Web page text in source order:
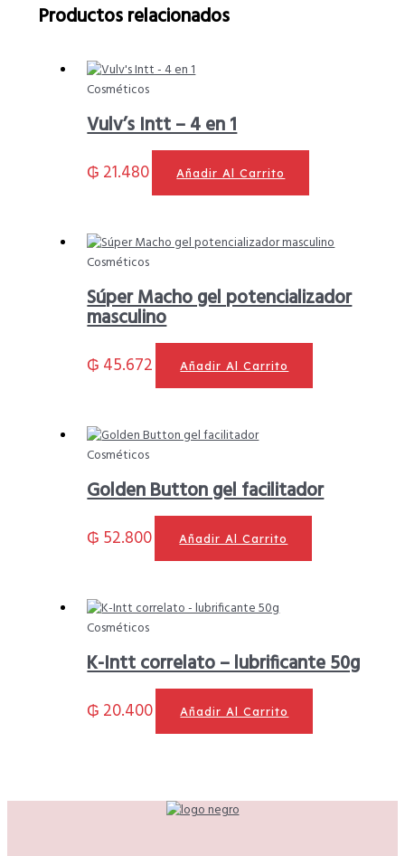
Productos relacionados
Cosméticos
Vulv’s Intt – 4 en 1
₲ 21.480 Añadir Al Carrito
Cosméticos
Súper Macho gel potencializador
masculino
₲ 45.672 Añadir Al Carrito
Cosméticos
Golden Button gel facilitador
₲ 52.800 Añadir Al Carrito
Cosméticos
K-Intt correlato – lubrificante 50g
₲ 20.400 Añadir Al Carrito